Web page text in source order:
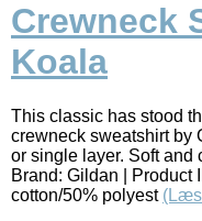
Crewneck
Koala
This classic has stood
crewneck sweatshirt by
or single layer. Soft and
Brand: Gildan | Product
cotton/50% polyest